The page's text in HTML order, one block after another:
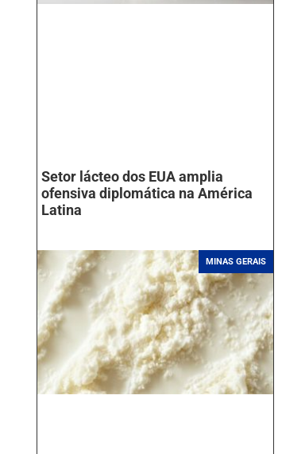
Setor lácteo dos EUA amplia
ofensiva diplomática na América
Latina
MINAS GERAIS